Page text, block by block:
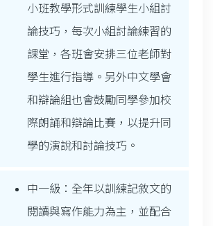
小班教學形式訓練學生小組討
論技巧，每次小組討論練習的
課堂，各班會安排三位老師對
學生進行指導。另外中文學會
和辯論組也會鼓勵同學參加校
際朗誦和辯論比賽，以提升同
學的演說和討論技巧。
中一級：全年以訓練記敘文的
閱讀與寫作能力為主，並配合